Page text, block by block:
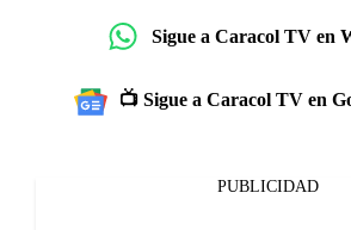
Sigue a Caracol TV en
📺 Sigue a Caracol TV en
PUBLICIDAD